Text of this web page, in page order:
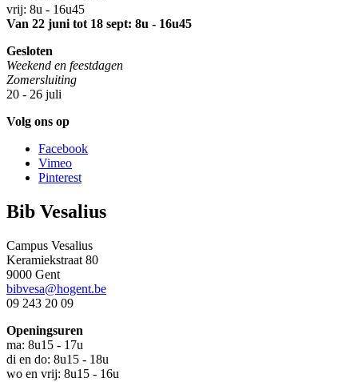
vrij: 8u - 16u45
Van 22 juni tot 18 sept: 8u - 16u45
Gesloten
Weekend en feestdagen
Zomersluiting
20 - 26 juli
Volg ons op
Facebook
Vimeo
Pinterest
Bib Vesalius
Campus Vesalius
Keramiekstraat 80
9000 Gent
bibvesa@hogent.be
09 243 20 09
Openingsuren
ma: 8u15 - 17u
di en do: 8u15 - 18u
wo en vrij: 8u15 - 16u